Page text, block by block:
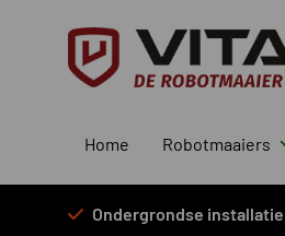
Home Robotmaaiers
Ondergrondse installatie